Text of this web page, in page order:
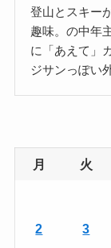
登山とスキー
趣味。の中年
に「あえて」
ジサンっぽい
月 火
2 3